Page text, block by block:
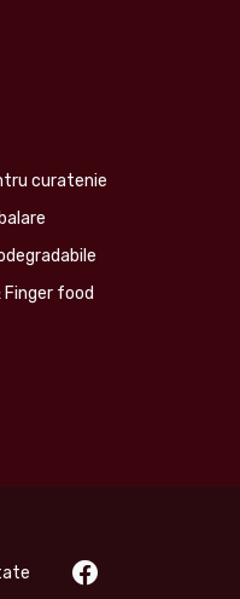
curatenie
Finger food